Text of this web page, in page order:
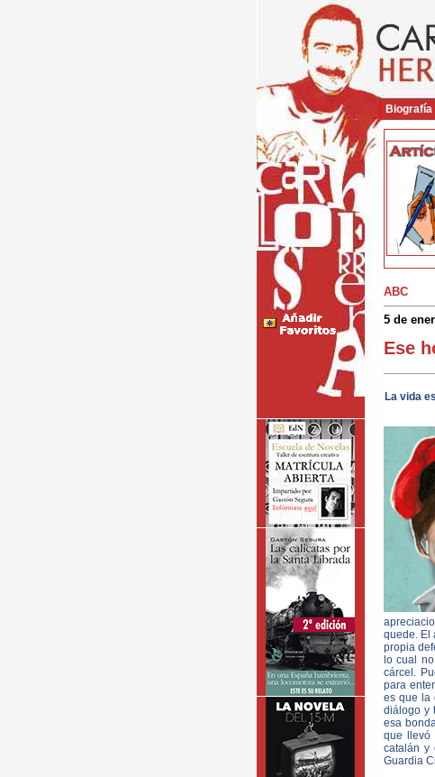
ABC
5 de
Ese
La vida
quede. El
propia
lo cual
cárcel.
para
es que la
diálogo y
esa
que llevó
catalán y
Guardia
Biografía